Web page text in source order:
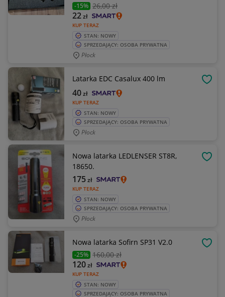
-15% 26,00 zł
KUP TERAZ
22zł
STAN: NOWY
SPRZEDAJĄCY: OSOBA PRYWATNA
Płock
Latarka EDC Casalux 400 lm
KUP TERAZ
40zł
STAN: NOWY
SPRZEDAJĄCY: OSOBA PRYWATNA
Płock
Nowa latarka LEDLENSER ST8R,
18650.
KUP TERAZ
175zł
STAN: NOWY
SPRZEDAJĄCY: OSOBA PRYWATNA
Płock
Nowa latarka Sofirn SP31 V2.0
-25% 160,00 zł
KUP TERAZ
120zł
STAN: NOWY
SPRZEDAJĄCY: OSOBA PRYWATNA